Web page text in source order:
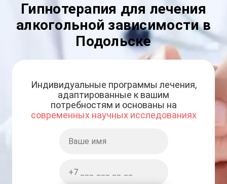
Гипнотерапия для лечения
алкогольной зависимости в
Подольске
Индивидуальные программы лечения,
адаптированные к вашим
потребностям и основаны на
современных научных исследованиях